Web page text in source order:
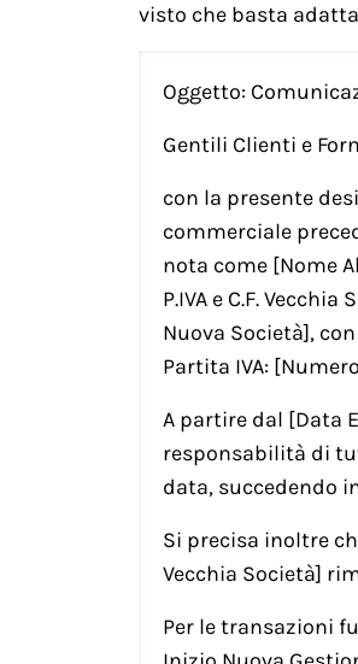
visto che basta
Oggetto:
Gentili Clienti e
con la presente
commerciale
nota come [Nome
P.IVA e C.F.
Nuova Società],
Partita IVA:
A partire dal [Data
responsabilità di
data, succedendo
Si precisa inoltre
Vecchia Società]
Per le transazioni